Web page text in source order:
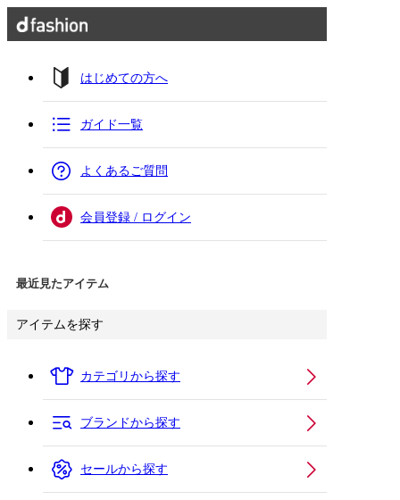
はじめての方へ
ガイド一覧
よくあるご質問
会員登録 / ログイン
最近見たアイテム
アイテムを探す
カテゴリから探す
ブランドから探す
セールから探す